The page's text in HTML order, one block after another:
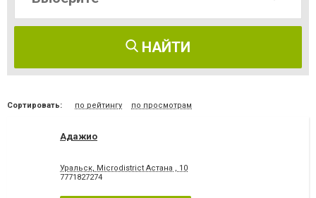
НАЙТИ
Сортировать: по рейтингу по просмотрам
Адажио
Уральск, Microdistrict Астана , 10
7771827274